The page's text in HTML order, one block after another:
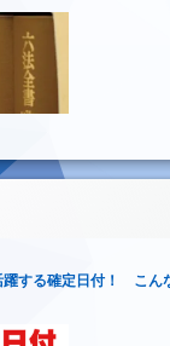
躍する確定日付！ こん